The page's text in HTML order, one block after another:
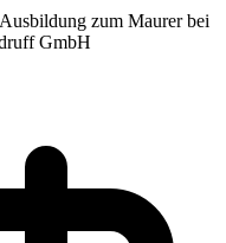
zum Maurer bei
GmbH